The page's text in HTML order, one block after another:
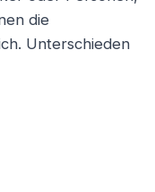
die
Unterschieden